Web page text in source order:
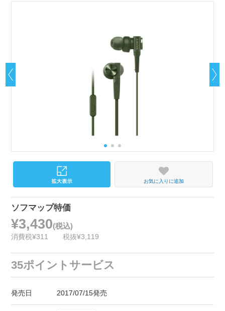
お気に入りに追加
ソフマップ特価
¥3,430(税込)
消費税¥311 税抜¥3,119
35ポイントサービス
発売日 2017/07/15発売